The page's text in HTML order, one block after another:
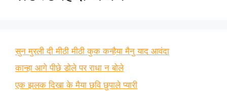
सुन मुरली दी मीठी मीठी कुक कन्हैया मैनु याद आवंदा
कान्हा आगे पीछे डोले पर राधा न बोले
एक झलक दिखा के मैया छवि छुपाले प्यारी